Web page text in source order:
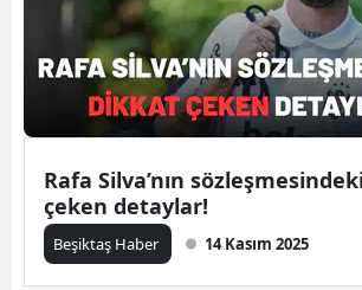
Rafa Silva’nın
çeken detaylar!
Beşiktaş Haber 14 Kasım 2025